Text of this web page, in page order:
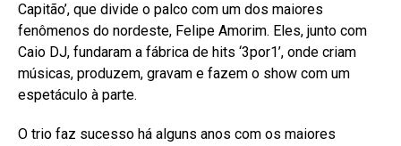
Capitão’, que divide o palco com um dos maiores
fenômenos do nordeste, Felipe Amorim. Eles, junto com
Caio DJ, fundaram a fábrica de hits ‘3por1’, onde criam
músicas, produzem, gravam e fazem o show com um
espetáculo à parte.
O trio faz sucesso há alguns anos com os maiores